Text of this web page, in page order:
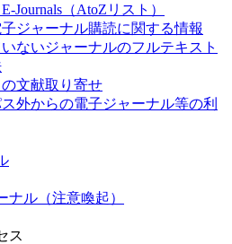
Journals（AtoZリスト）
ジャーナル購読に関する情報
ないジャーナルのフルテキスト
文献取り寄せ
外からの電子ジャーナル等の利
ナル（注意喚起）
ス